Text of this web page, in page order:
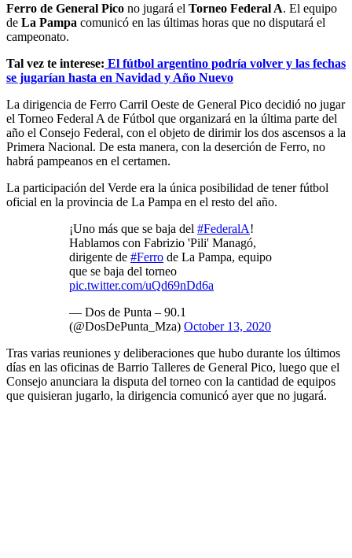
Ferro de General Pico no jugará el Torneo Federal A. El equipo
de La Pampa comunicó en las últimas horas que no disputará el
campeonato.
Tal vez te interese: El fútbol argentino podría volver y las fechas
se jugarían hasta en Navidad y Año Nuevo
La dirigencia de Ferro Carril Oeste de General Pico decidió no jugar
el Torneo Federal A de Fútbol que organizará en la última parte del
año el Consejo Federal, con el objeto de dirimir los dos ascensos a la
Primera Nacional. De esta manera, con la deserción de Ferro, no
habrá pampeanos en el certamen.
La participación del Verde era la única posibilidad de tener fútbol
oficial en la provincia de La Pampa en el resto del año.
¡Uno más que se baja del #FederalA!
Hablamos con Fabrizio 'Pili' Managó,
dirigente de #Ferro de La Pampa, equipo
que se baja del torneo
pic.twitter.com/uQd69nDd6a
— Dos de Punta – 90.1
(@DosDePunta_Mza) October 13, 2020
Tras varias reuniones y deliberaciones que hubo durante los últimos
días en las oficinas de Barrio Talleres de General Pico, luego que el
Consejo anunciara la disputa del torneo con la cantidad de equipos
que quisieran jugarlo, la dirigencia comunicó ayer que no jugará.